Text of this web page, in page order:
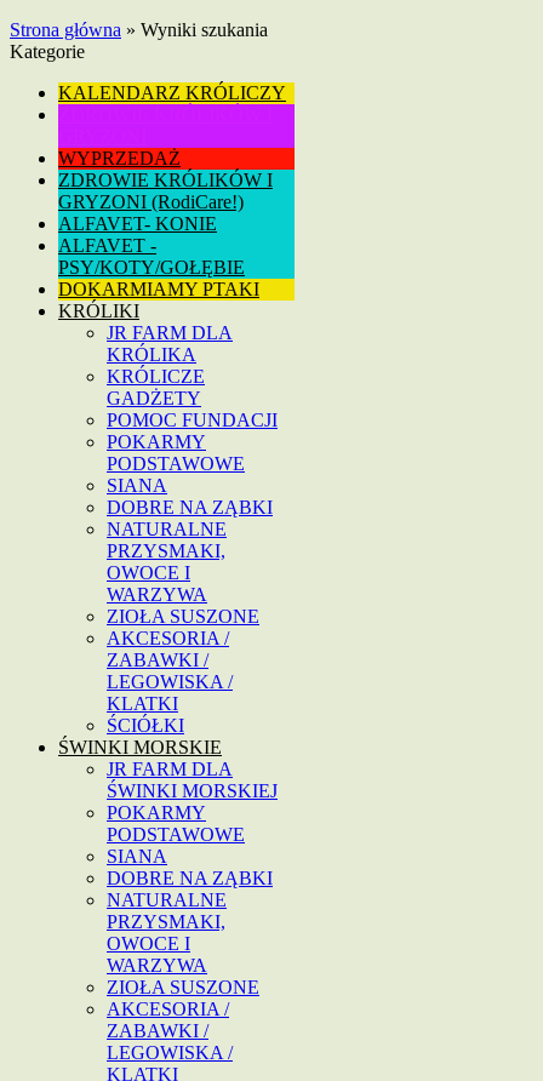
Strona główna » Wyniki szukania
Kategorie
KALENDARZ KRÓLICZY
WYPRZEDAŻ
ZDROWIE KRÓLIKÓW I
GRYZONI (RodiCare!)
ALFAVET- KONIE
ALFAVET -
PSY/KOTY/GOŁĘBIE
DOKARMIAMY PTAKI
KRÓLIKI
JR FARM DLA
KRÓLIKA
KRÓLICZE
GADŻETY
POMOC FUNDACJI
POKARMY
PODSTAWOWE
SIANA
DOBRE NA ZĄBKI
NATURALNE
PRZYSMAKI,
OWOCE I
WARZYWA
ZIOŁA SUSZONE
AKCESORIA /
ZABAWKI /
LEGOWISKA /
KLATKI
ŚCIÓŁKI
ŚWINKI MORSKIE
JR FARM DLA
ŚWINKI MORSKIEJ
POKARMY
PODSTAWOWE
SIANA
DOBRE NA ZĄBKI
NATURALNE
PRZYSMAKI,
OWOCE I
WARZYWA
ZIOŁA SUSZONE
AKCESORIA /
ZABAWKI /
LEGOWISKA /
KLATKI